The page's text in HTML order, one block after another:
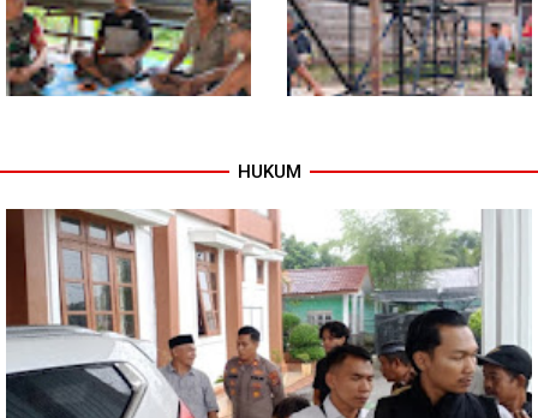
Jaga Keamanan Lingkungan
Program TNI AD Manunggal Air
Polytank di Simpang Kiri
HUKUM